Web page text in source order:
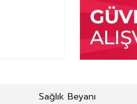
Sağlık Beyanı